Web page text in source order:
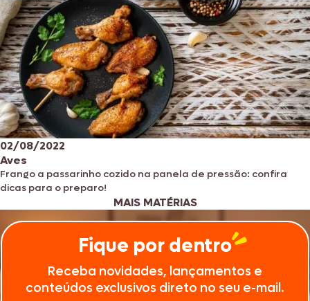
02/08/2022
Aves
Frango a passarinho cozido na panela de pressão: confira
dicas para o preparo!
MAIS MATÉRIAS
Fique por dentro
Receba novidades, lançamentos e
conteúdos exclusivos direto no seu e-mail.